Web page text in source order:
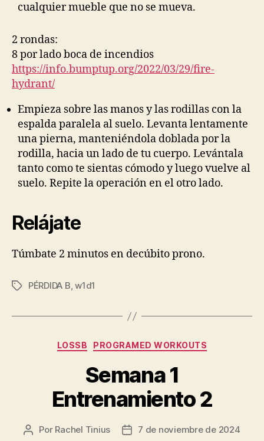
cualquier mueble que no se mueva.
2 rondas:
8 por lado boca de incendios
https://info.bumptup.org/2022/03/29/fire-
hydrant/
Empieza sobre las manos y las rodillas con la
espalda paralela al suelo. Levanta lentamente
una pierna, manteniéndola doblada por la
rodilla, hacia un lado de tu cuerpo. Levántala
tanto como te sientas cómodo y luego vuelve al
suelo. Repite la operación en el otro lado.
Relájate
Túmbate 2 minutos en decúbito prono.
Etiquetas
PÉRDIDA B,w1d1
Categorías
LOSSB PROGRAMED WORKOUTS
Semana 1
Entrenamiento 2
Autor
Por Rachel Tinius
Fecha7 de noviembre de 2024